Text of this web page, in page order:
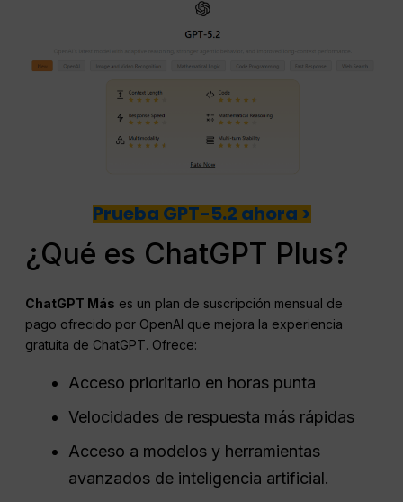
Prueba GPT-5.2 ahora >
¿Qué es ChatGPT Plus?
ChatGPT Más es un plan de suscripción mensual de
pago ofrecido por OpenAI que mejora la experiencia
gratuita de ChatGPT. Ofrece:
Acceso prioritario en horas punta
Velocidades de respuesta más rápidas
Acceso a modelos y herramientas
avanzados de inteligencia artificial.